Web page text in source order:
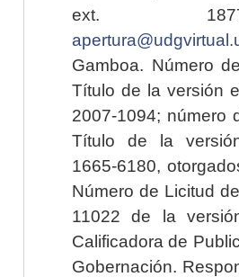
ext.
Gamboa. Número
Título de la versión
2007-1094; número
Título de la
1665-6180,
Número de Licitud
11022 de la
Calificadora de
Gobernación.